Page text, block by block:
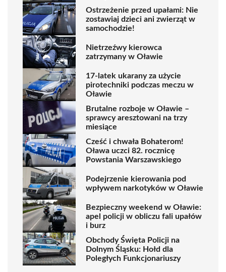
Ostrzeżenie przed upałami: Nie
zostawiaj dzieci ani zwierząt w
samochodzie!
Nietrzeźwy kierowca
zatrzymany w Oławie
17-latek ukarany za użycie
pirotechniki podczas meczu w
Oławie
Brutalne rozboje w Oławie –
sprawcy aresztowani na trzy
miesiące
Cześć i chwała Bohaterom!
Oława uczci 82. rocznicę
Powstania Warszawskiego
Podejrzenie kierowania pod
wpływem narkotyków w Oławie
Bezpieczny weekend w Oławie:
apel policji w obliczu fali upałów
i burz
Obchody Święta Policji na
Dolnym Śląsku: Hołd dla
Poległych Funkcjonariuszy